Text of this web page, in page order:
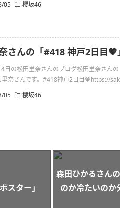
05
櫻坂46
さんの「#418 神戸2日目🧡」
日の松田里奈さんのブログ松田里奈さん
里奈さんです。#418神戸2日目🧡https://
05
櫻坂46
スター」
森田ひかるさん
のか冷たいのか